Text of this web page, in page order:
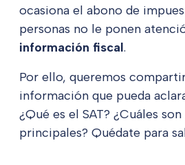
ocasiona el abono de
personas no le ponen
información fiscal.
Por ello, queremos
información que pueda
¿Qué es el SAT? ¿Cuáles
principales? Quédate para